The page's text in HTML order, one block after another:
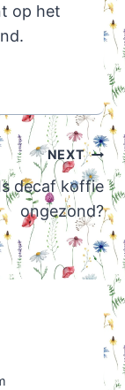
op het
NEXT
decaf koffie
ongezond?